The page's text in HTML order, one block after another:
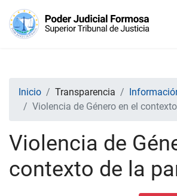
Inicio Transparencia
Violencia de Género en el
Violencia de
contexto de la